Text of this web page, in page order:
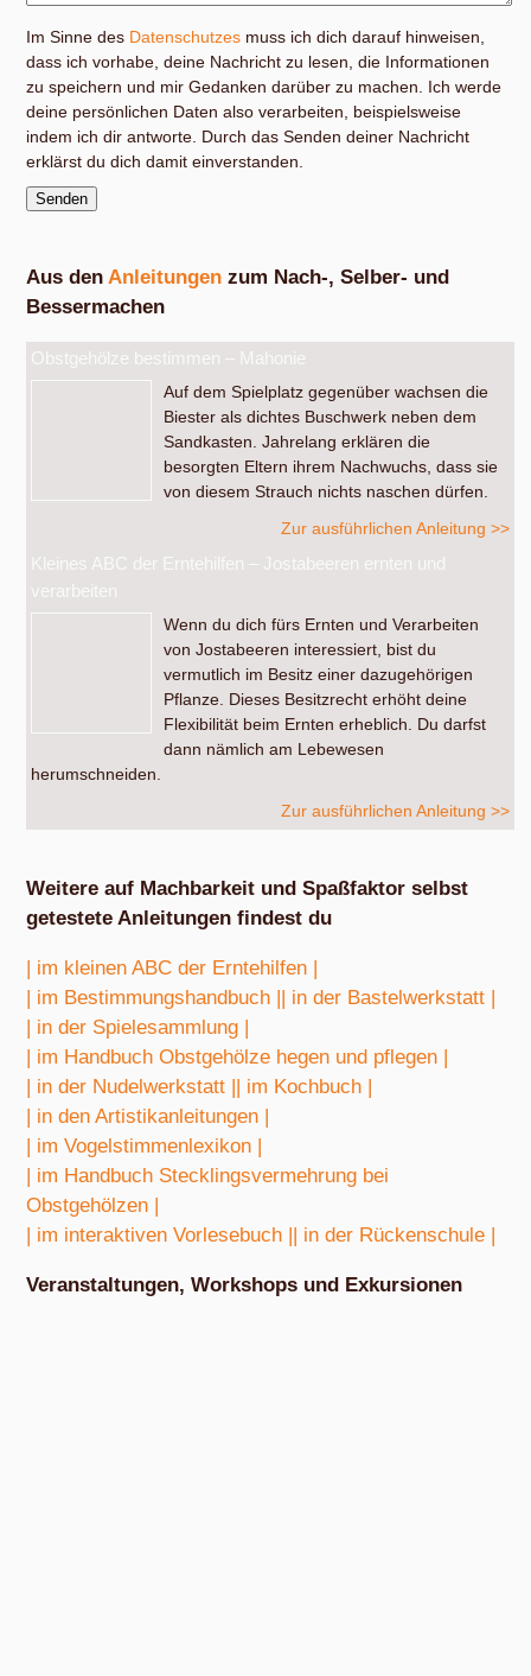
Im Sinne des Datenschutzes muss ich dich darauf hinweisen,
dass ich vorhabe, deine Nachricht zu lesen, die Informationen
zu speichern und mir Gedanken darüber zu machen. Ich werde
deine persönlichen Daten also verarbeiten, beispielsweise
indem ich dir antworte. Durch das Senden deiner Nachricht
erklärst du dich damit einverstanden.
Aus den Anleitungen zum Nach-, Selber- und
Bessermachen
Obstgehölze bestimmen – Mahonie
Auf dem Spielplatz gegenüber wachsen die
Biester als dichtes Buschwerk neben dem
Sandkasten. Jahrelang erklären die
besorgten Eltern ihrem Nachwuchs, dass sie
von diesem Strauch nichts naschen dürfen.
Zur ausführlichen Anleitung >>
Kleines ABC der Erntehilfen – Jostabeeren ernten und
verarbeiten
Wenn du dich fürs Ernten und Verarbeiten
von Jostabeeren interessiert, bist du
vermutlich im Besitz einer dazugehörigen
Pflanze. Dieses Besitzrecht erhöht deine
Flexibilität beim Ernten erheblich. Du darfst
dann nämlich am Lebewesen
herumschneiden.
Zur ausführlichen Anleitung >>
Weitere auf Machbarkeit und Spaßfaktor selbst
getestete Anleitungen findest du
| im kleinen ABC der Erntehilfen |
| im Bestimmungshandbuch |
| in der Bastelwerkstatt |
| in der Spielesammlung |
| im Handbuch Obstgehölze hegen und pflegen |
| in der Nudelwerkstatt |
| im Kochbuch |
| in den Artistikanleitungen |
| im Vogelstimmenlexikon |
| im Handbuch Stecklingsvermehrung bei
Obstgehölzen |
| im interaktiven Vorlesebuch |
| in der Rückenschule |
Veranstaltungen, Workshops und Exkursionen